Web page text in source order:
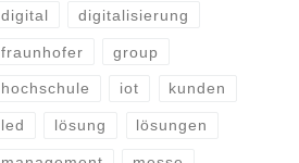
digital digitalisierung
fraunhofer group
hochschule iot kunden
led lösung lösungen